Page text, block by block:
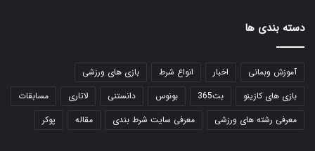
دسته بندی ها
آموزش وبمانی اخبار انواع شرط
بازی های ورزشی
بازی های کازینو
بت365 بونوس دانستنی لاتاری
مسابقات
معرفی رشته های ورزشی
معرفی سایت شرط بندی مقاله پوکر